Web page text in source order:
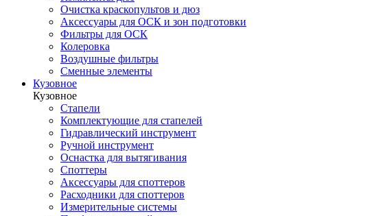
Очистка краскопультов и дюз
Аксессуары для ОСК и зон подготовки
Фильтры для ОСК
Колеровка
Воздушные фильтры
Сменные элементы
Кузовное
Кузовное
Стапели
Комплектующие для стапелей
Гидравлический инструмент
Ручной инструмент
Оснастка для вытягивания
Споттеры
Аксессуары для споттеров
Расходники для споттеров
Измерительные системы